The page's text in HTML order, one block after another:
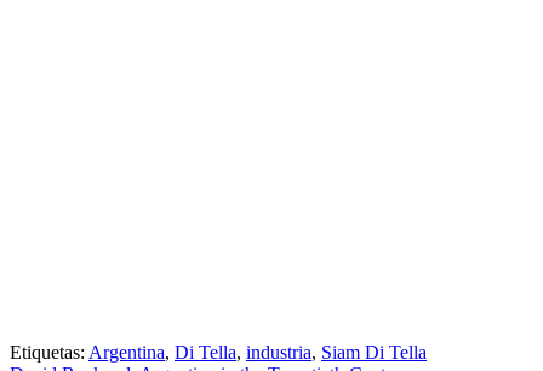
Etiquetas: Argentina, Di Tella, industria, Siam Di Tella